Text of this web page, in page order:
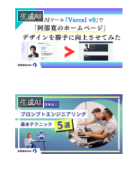
生成AI
生成AI